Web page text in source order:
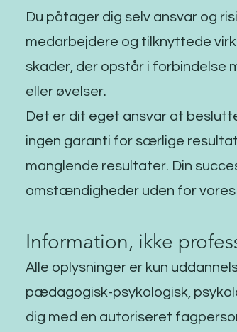
Du påtager dig selv ansvar og
medarbejdere og tilknyttede
skader, der opstår i forbindelse
eller øvelser.
Det er dit eget ansvar at
ingen garanti for særlige
manglende resultater. Din
omstændigheder uden for vores
Information, ikke
Alle oplysninger er kun
pædagogisk-psykologisk,
dig med en autoriseret